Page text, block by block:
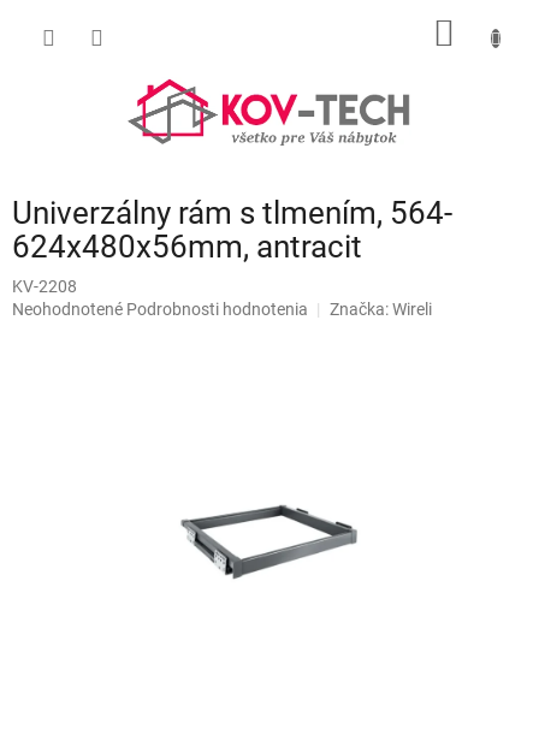
Univerzálny rám s tlmením, 564-
624x480x56mm, antracit
KV-2208
Priemerné
Neohodnotené Podrobnosti hodnotenia Značka:Wireli